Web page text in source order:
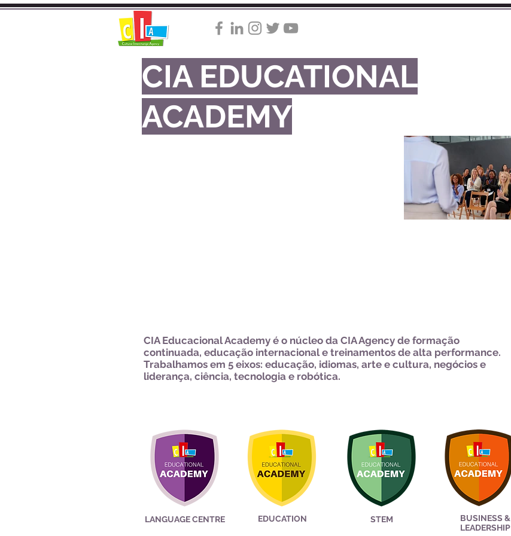
CIA EDUCATIONAL
ACADEMY
CIA Educacional Academy é o núcleo da CIA Agency de formação
continuada, educação internacional e treinamentos de alta performance.
Trabalhamos em 5 eixos: educação, idiomas, arte e cultura, negócios e
liderança, ciência, tecnologia e robótica.
LANGUAGE CENTRE
BUSINESS &
LEADERSHIP
EDUCATION STEM